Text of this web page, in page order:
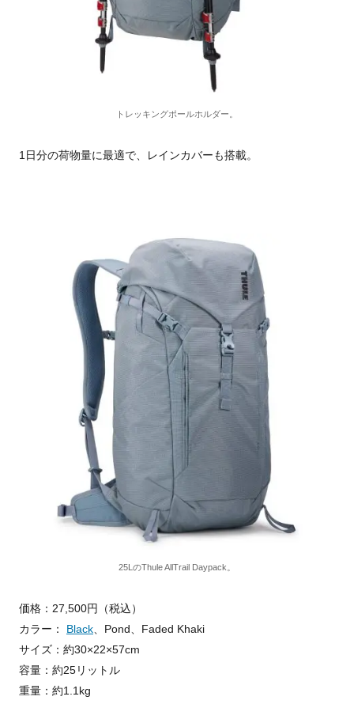
トレッキングポールホルダー。
1日分の荷物量に最適で、レインカバーも搭載。
25LのThule AllTrail Daypack。
価格：27,500円（税込）
カラー： Black 、Pond、Faded Khaki
サイズ：約30×22×57cm
容量：約25リットル
重量：約1.1kg